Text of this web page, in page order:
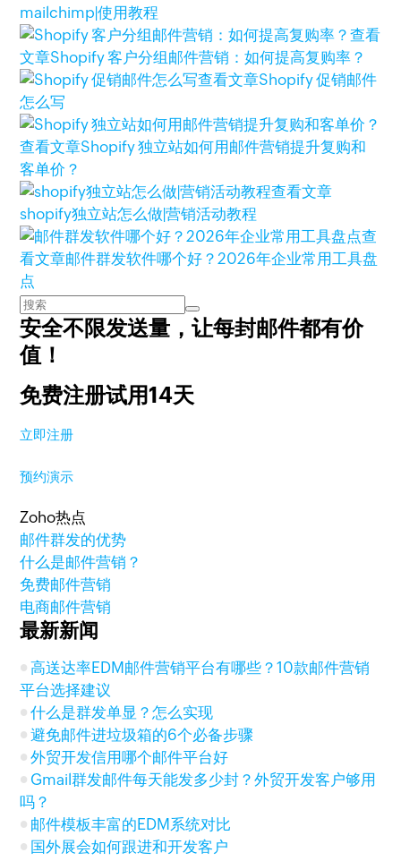
mailchimp|使用教程
查看
文章Shopify 客户分组邮件营销：如何提高复购率？
查看文章Shopify 促销邮件
怎么写
查看文章Shopify 独立站如何用邮件营销提升复购和
客单价？
查看文章
shopify独立站怎么做|营销活动教程
查
看文章邮件群发软件哪个好？2026年企业常用工具盘
点
安全不限发送量，让每封邮件都有价
值！
免费注册试用14天
立即注册
预约演示
Zoho热点
邮件群发的优势
什么是邮件营销？
免费邮件营销
电商邮件营销
最新新闻
高送达率EDM邮件营销平台有哪些？10款邮件营销
平台选择建议
什么是群发单显？怎么实现
避免邮件进垃圾箱的6个必备步骤
外贸开发信用哪个邮件平台好
Gmail群发邮件每天能发多少封？外贸开发客户够用
吗？
邮件模板丰富的EDM系统对比
国外展会如何跟进和开发客户